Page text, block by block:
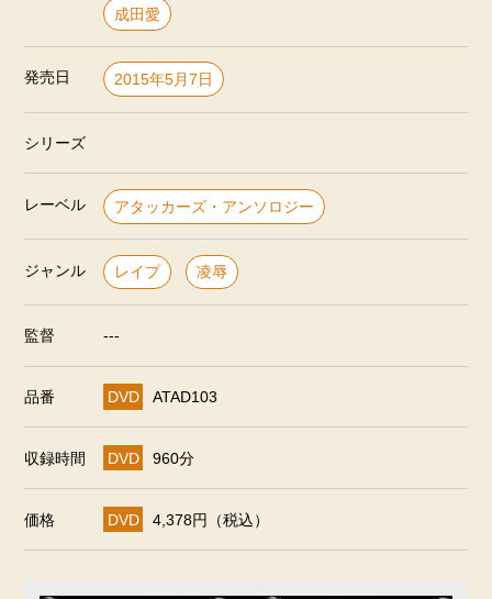
成田愛
発売日 2015年5月7日
シリーズ
レーベル アタッカーズ・アンソロジー
ジャンル レイプ 凌辱
監督 ---
品番 DVD ATAD103
収録時間 DVD 960分
価格 DVD 4,378円（税込）